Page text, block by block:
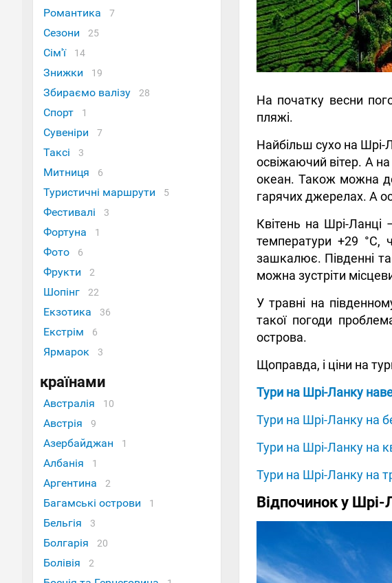
Романтика 7
Сезони 25
Сім'ї 14
Знижки 19
Збираємо валізу 28
Спорт 1
Сувеніри 7
Таксі 3
Митниця 6
Туристичні маршрути 5
Фестивалі 3
Фортуна 1
Фото 6
Фрукти 2
Шопінг 22
Екзотика 36
Екстрім 6
Ярмарок 3
країнами
Австралія 10
Австрія 9
Азербайджан 1
Албанія 1
Аргентина 2
Багамські острови 1
Бельгія 3
Болгарія 20
Болівія 2
На початку весни
пляжі.
Найбільш сухо на Шрі-
освіжаючий вітер. А
океан. Також можна
гарячих джерелах. А
Квітень на Шрі-
температури +29 °C,
зашкалює. Південні та
можна зустріти
У травні на
такої погоди
острова.
Щоправда, і ціни на
Тури на Шрі-Ланку
Тури на Шрі-Ланку на
Тури на Шрі-Ланку на
Тури на Шрі-Ланку на
Відпочинок у Шрі-